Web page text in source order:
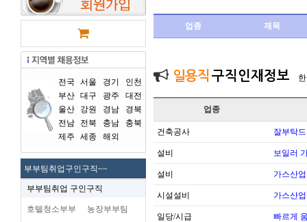
전국 서울 경기
인천
부산 대구 광주
대전
울산
강원 경남
경북
전남
전북 충남
충북
제주
세종 해외
부부팀취업구인구직~~
부부팀취업 구인구직
호텔청소부부 농장부부팀
업종 제목
일용직 구직인재정보
업종
건축공사 잘부탁
설비 보일러
설비 가스산
시설설비 가스산
일당/시급 빠르게